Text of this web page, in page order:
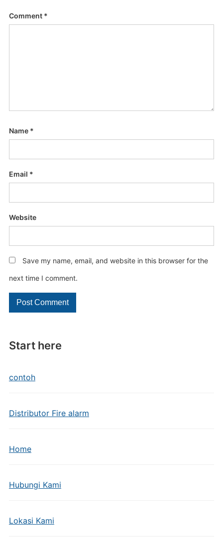
Start here
contoh
Distributor Fire alarm
Home
Hubungi Kami
Lokasi Kami
Comment *
Name *
Email *
Website
Save my name, email, and website in this browser for the
next time I comment.